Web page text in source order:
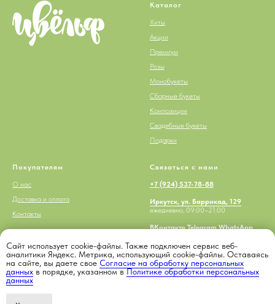
Сайт использует cookie-файлы. Также подключен сервис веб-
аналитики Яндекс. Метрика, использующий cookie-файлы. Оставаясь
на сайте, вы даете свое Согласие на обработку персональных
данных в порядке, указанном вПолитике обработки персональных
данных
Каталог
Хиты
Акции
Премиум
Розы
Монобукеты
Сборные букеты
Композиции
Свадебные букеты
Подарки
Покупателям
О нас
Доставка и оплата
Контакты
Связаться с нами
+7 (924) 537-78-88
Иркутск, ул. Баррикад, 129
ежедневно, 09:00–21:00
ВКонтакте Telegram WhatsApp